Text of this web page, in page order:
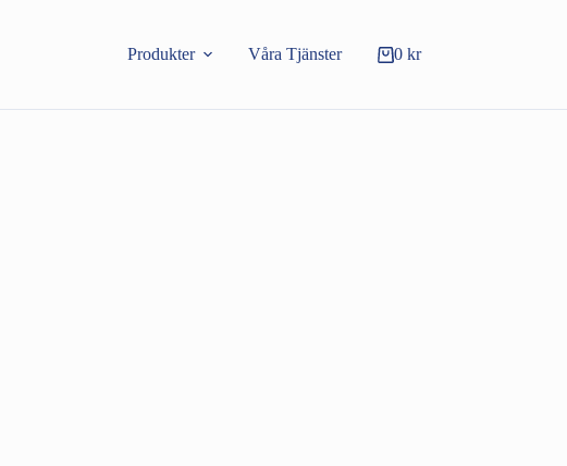
Produkter Våra Tjänster Varukorg
0 kr